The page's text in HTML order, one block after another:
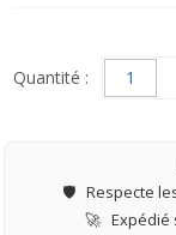
Quantité :
🛡️ Respecte
🚀 Expédié